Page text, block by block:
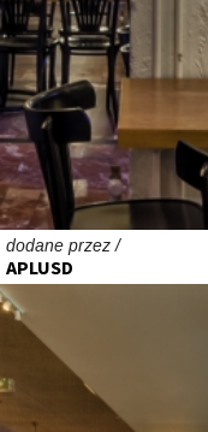
dodane przez /
APLUSD